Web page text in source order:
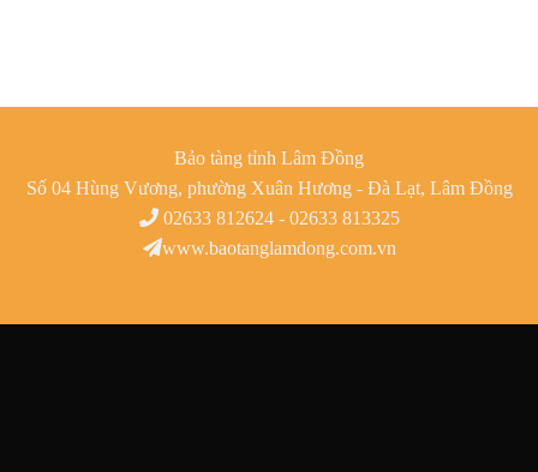
Bảo tàng tỉnh Lâm Đồng
Số 04 Hùng Vương, phường Xuân Hương - Đà Lạt, Lâm Đồng
02633 812624 - 02633 813325
www.baotanglamdong.com.vn